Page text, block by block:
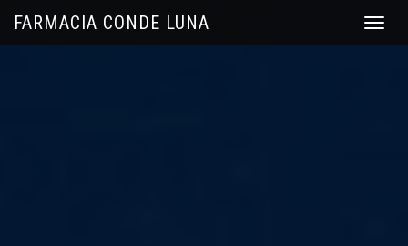
Menu
FARMACIA CONDE LUNA